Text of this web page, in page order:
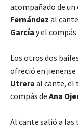
acompañado de
Fernández al
García y el compás
Los otros dos
ofreció en jienense
Utrera al cante, el
compás de Ana
Al cante salió a